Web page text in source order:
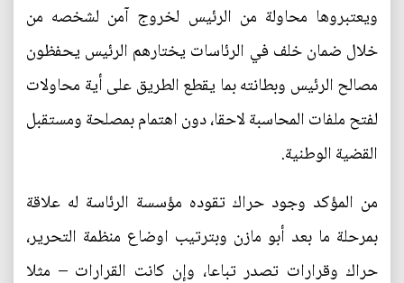
ويعتبروها محاولة من الرئيس لخروج آمن لشخصه من
خلال ضمان خلف في الرئاسات يختارهم الرئيس يحفظون
مصالح الرئيس وبطانته بما يقطع الطريق على أية محاولات
لفتح ملفات المحاسبة لاحقا، دون اهتمام بمصلحة ومستقبل
القضية الوطنية.
من المؤكد وجود حراك تقوده مؤسسة الرئاسة له علاقة
بمرحلة ما بعد أبو مازن وبترتيب اوضاع منظمة التحرير،
حراك وقرارات تصدر تباعا، وإن كانت القرارات – مثلا